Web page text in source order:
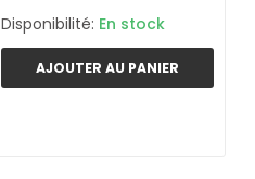
Disponibilité: En stock
AJOUTER AU PANIER